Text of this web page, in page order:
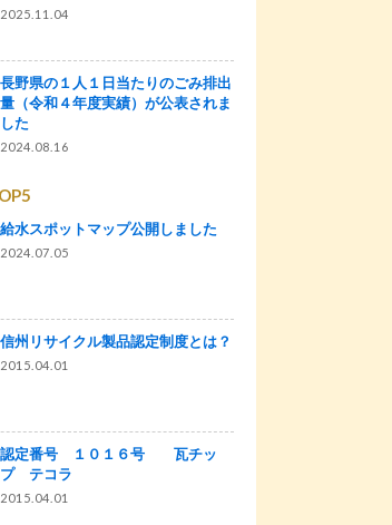
2025.11.04
長野県の１人１日当たりのごみ排出
量（令和４年度実績）が公表されま
した
2024.08.16
給水スポットマップ公開しました
2024.07.05
信州リサイクル製品認定制度とは？
2015.04.01
認定番号 １０１６号 瓦チッ
プ テコラ
2015.04.01